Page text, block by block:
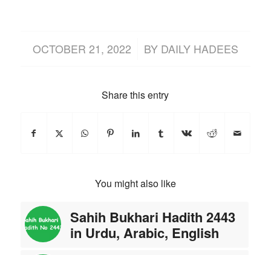
OCTOBER 21, 2022
/ BY DAILY HADEES
Share this entry
You might also like
Sahih Bukhari Hadith 2443
in Urdu, Arabic, English